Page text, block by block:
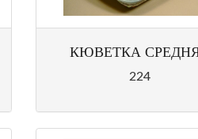
КЮВЕТКА
224